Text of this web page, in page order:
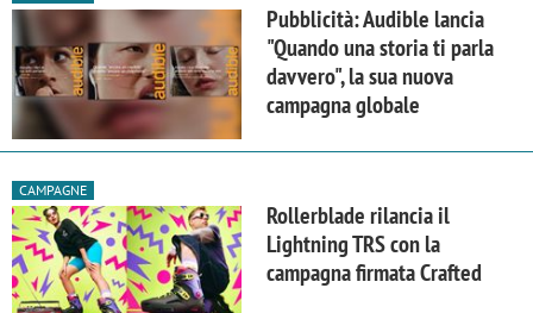
Pubblicità: Audible lancia
"Quando una storia ti parla
davvero", la sua nuova
campagna globale
CAMPAGNE
Rollerblade rilancia il
Lightning TRS con la
campagna firmata Crafted